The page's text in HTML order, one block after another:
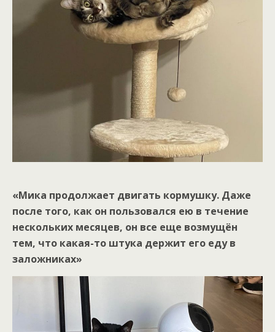
«Мика продолжает двигать кормушку. Даже
после того, как он пользовался ею в течение
нескольких месяцев, он все еще возмущён
тем, что какая-то штука держит его еду в
заложниках»